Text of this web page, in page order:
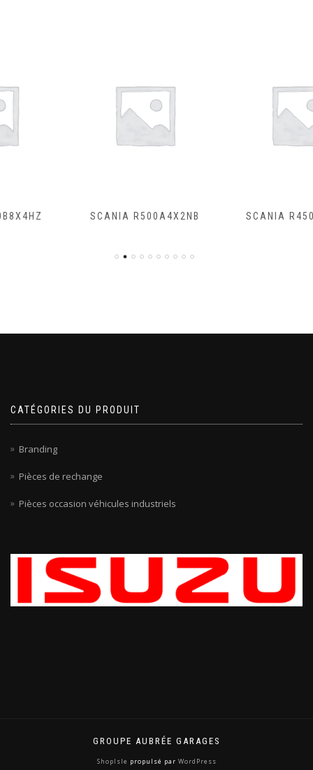
SCANIA R500A4X2NB SCANIA R450A4X2NA
CATÉGORIES DU PRODUIT
Branding
Pièces de rechange
Pièces occasion véhicules industriels
GROUPE AUBRÉE GARAGES
ShopIsle propulsé par WordPress